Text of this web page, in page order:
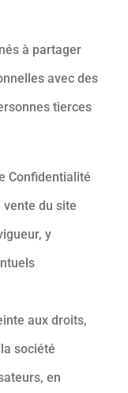
à partager
avec des
tierces
Confidentialité
du site
y
aux droits,
société
en